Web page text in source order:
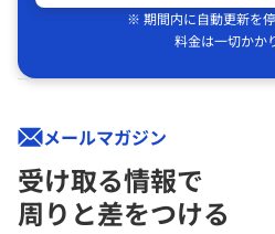
※ 期間内に自動更新を
料金は一切かか
メールマガジン
受け取る情報で
周りと差をつける